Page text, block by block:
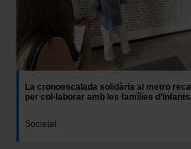
La cronoescalada solidària al metro
per col·laborar amb les famílies
Societat